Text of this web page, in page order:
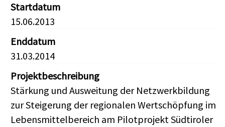
Startdatum
15.06.2013
Enddatum
31.03.2014
Projektbeschreibung
Stärkung und Ausweitung der Netzwerkbildung
zur Steigerung der regionalen Wertschöpfung im
Lebensmittelbereich am Pilotprojekt Südtiroler